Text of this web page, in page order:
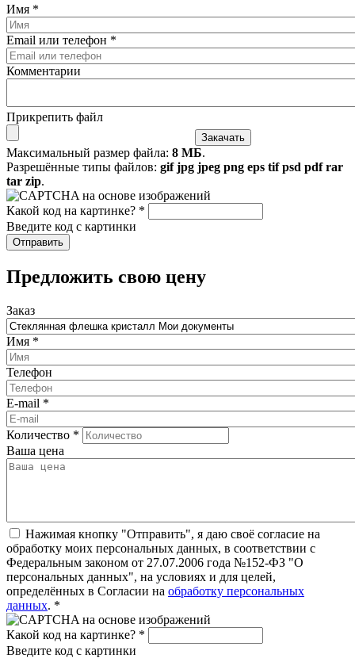
Имя *
Email или телефон *
Комментарии
Прикрепить файл
Максимальный размер файла: 8 МБ.
Разрешённые типы файлов: gif jpg jpeg png eps tif psd pdf rar
tar zip.
Какой код на картинке? *
Введите код с картинки
​Предложить свою цену
Заказ
Имя *
Телефон
E-mail *
Количество *
Ваша цена
Нажимая кнопку "Отправить", я даю своё согласие на
обработку моих персональных данных, в соответствии с
Федеральным законом от 27.07.2006 года №152-ФЗ "О
персональных данных", на условиях и для целей,
определённых в Согласии на обработку персональных
данных. *
Какой код на картинке? *
Введите код с картинки